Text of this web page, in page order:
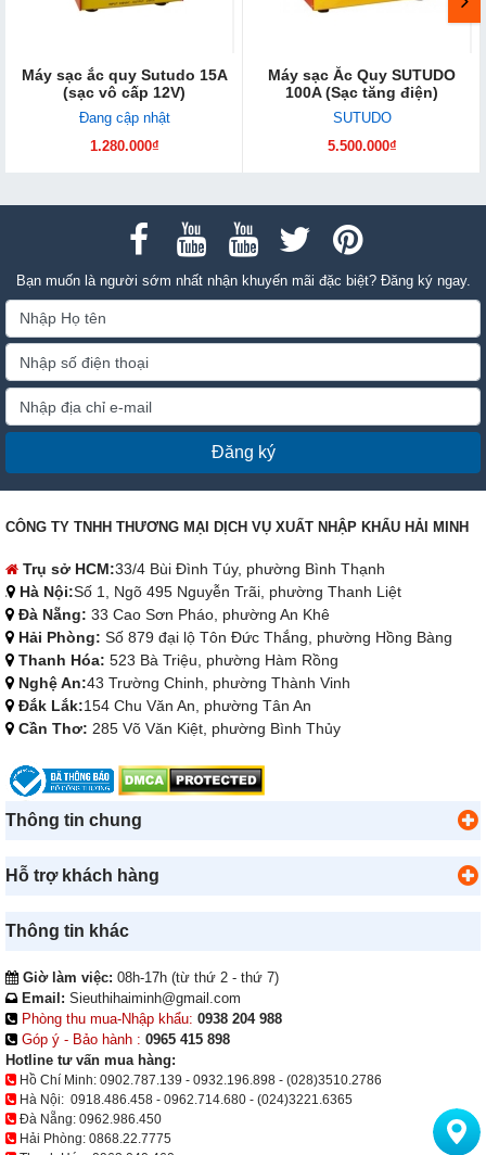
Máy sạc ắc quy Sutudo 15A
(sạc vô cấp 12V)
Đang cập nhật
1.280.000₫
Máy sạc Ắc Quy SUTUDO
100A (Sạc tăng điện)
SUTUDO
5.500.000₫
Bạn muốn là người sớm nhất nhận khuyến mãi đặc biệt? Đăng ký ngay.
Đăng ký
CÔNG TY TNHH THƯƠNG MẠI DỊCH VỤ XUẤT NHẬP KHẨU HẢI MINH
Trụ sở HCM:33/4 Bùi Đình Túy, phường Bình Thạnh
Hà Nội:Số 1, Ngõ 495 Nguyễn Trãi, phường Thanh Liệt
Đà Nẵng: 33 Cao Sơn Pháo, phường An Khê
Hải Phòng: Số 879 đại lộ Tôn Đức Thắng, phường Hồng Bàng
Thanh Hóa: 523 Bà Triệu, phường Hàm Rồng
Nghệ An:43 Trường Chinh, phường Thành Vinh
Đắk Lắk:154 Chu Văn An, phường Tân An
Cần Thơ: 285 Võ Văn Kiệt, phường Bình Thủy
Thông tin chung
Hỗ trợ khách hàng
Thông tin khác
Giờ làm việc: 08h-17h (từ thứ 2 - thứ 7)
Email: Sieuthihaiminh@gmail.com
Phòng thu mua-Nhập khẩu: 0938 204 988
Góp ý - Bảo hành : 0965 415 898
Hotline tư vấn mua hàng:
Hồ Chí Minh: 0902.787.139 - 0932.196.898 - (028)3510.2786
Hà Nội: 0918.486.458 - 0962.714.680 - (024)3221.6365
Đà Nẵng: 0962.986.450
Hải Phòng: 0868.22.7775